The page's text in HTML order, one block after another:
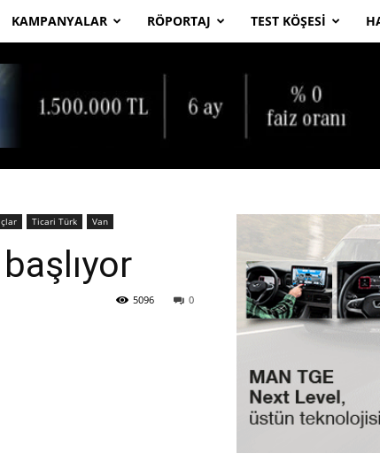
KAMPANYALAR RÖPORTAJ TEST KÖŞESI
Ticari Türk Van
0
5096